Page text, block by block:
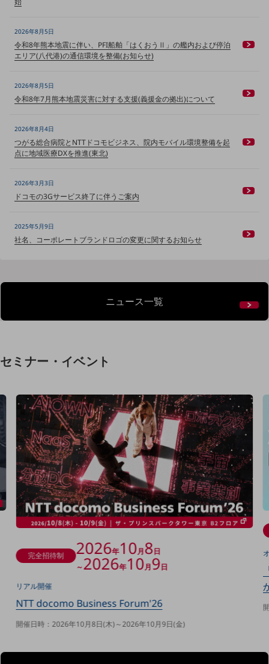
社長からのご挨拶
事業拠点
グループ会社
ニュースルーム
ニュースルームTOP
地域からの発表
お知らせ
サステナビリティ
サステナビリティTOP
ダイバーシティ
業績
決算公告
電子公告
基礎的電気通信役務損益明細表
採用情報
採用情報TOP
新卒採用
経験者採用
障がい者採用
人材育成制度
広告・協賛
NTTドコモグループ
2026年8月5日
令和8年熊本地震に伴い、PFI船舶「はくおうⅡ」の艦内および停泊
エリア(八代港)の通信環境を整備(お知らせ)
2026年8月5日
令和8年7月熊本地震災害に対する支援(義援金の拠出)について
2026年8月4日
つがる総合病院とNTTドコモビジネス、院内モバイル環境整備を起
点に地域医療DXを推進(東北)
2026年3月3日
ドコモの3Gサービス終了に伴うご案内
2025年5月9日
社名、コーポレートブランドロゴの変更に関するお知らせ
ニュース一覧
セミナー・イベント
完全招待制 2026年10月8日
～2026年10月9日
リアル開催
NTT docomo Business Forum'26
開催日時：2026年10月8日(木)～2026年10月9日(金)